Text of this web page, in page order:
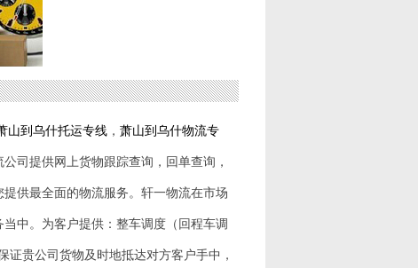
山到 乌什托运专线 ， 萧山到 乌什物流专
司提供网上货物跟踪查询，回单查询，
供最全面的物流服务。轩一物流在市场
中。为客户提供：整车调度（回程车调
证贵公司货物及时地抵达对方客户手中，